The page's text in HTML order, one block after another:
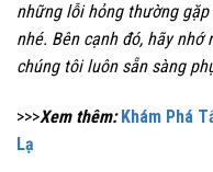
những lỗi hỏng thường
nhé. Bên cạnh đó, hãy
chúng tôi luôn sẵn sàng
>>>Xem thêm: Khám Phá
Lạ